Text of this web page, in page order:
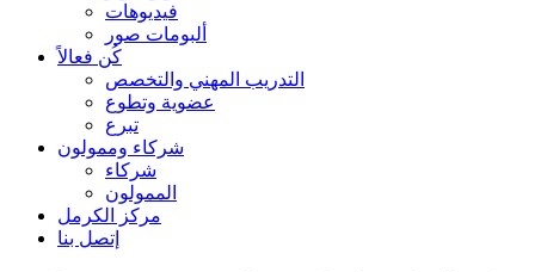
فيديوهات
ألبومات صور
كُن فعالاً
التدريب المهني والتخصص
عضوية وتطوع
تبرع
شركاء وممولون
شركاء
الممولون
مركز الكرمل
إتصل بنا